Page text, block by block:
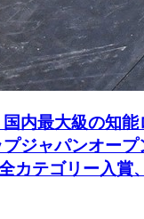
国内最大級の知
ジャパンオープ
カテゴリー入賞